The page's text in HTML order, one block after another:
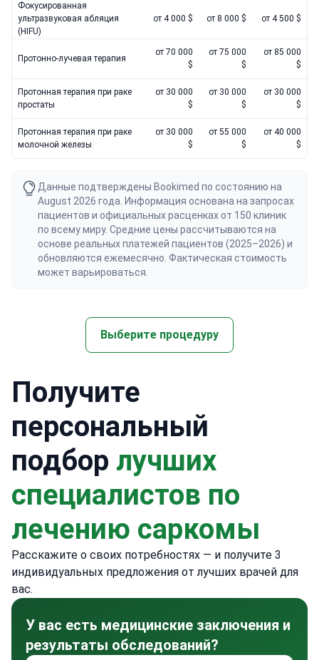
Фокусированная
ультразвуковая абляция
(HIFU)
от 4 000 $ от 8 000 $ от 4 500 $
Протонно-лучевая терапия
от 70 000
$
от 75 000
$
от 85 000
$
Протонная терапия при раке
простаты
от 30 000
$
от 30 000
$
от 30 000
$
Протонная терапия при раке
молочной железы
от 30 000
$
от 55 000
$
от 40 000
$
Данные подтверждены Bookimed по состоянию на
August 2026 года. Информация основана на запросах
пациентов и официальных расценках от 150 клиник
по всему миру. Средние цены рассчитываются на
основе реальных платежей пациентов (2025–2026) и
обновляются ежемесячно. Фактическая стоимость
может варьироваться.
Выберите процедуру
Получите
персональный
подбор лучших
специалистов по
лечению саркомы
Расскажите о своих потребностях — и получите 3
индивидуальных предложения от лучших врачей для
вас.
У вас есть медицинские заключения и
результаты обследований?